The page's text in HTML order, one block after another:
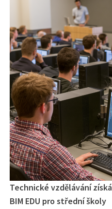
Technické vzdělávání
BIM EDU pro střední školy